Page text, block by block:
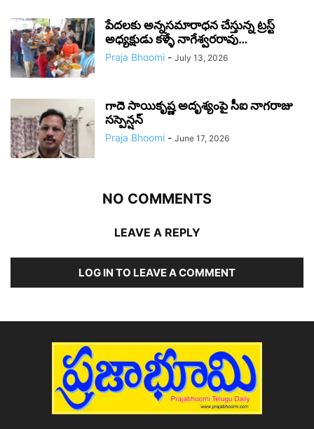
పేదలకు అన్నసమారాధన చేస్తున్న ట్రస్ట్
అధ్యక్షుడు కళ్ళే నాగేశ్వరరావు…
Praja Bhoomi - July 13, 2026
గాదె సాయికృష్ణ అదృశ్యంపై సీఐ నాగరాజు
సస్పెన్షన్
Praja Bhoomi - June 17, 2026
NO COMMENTS
LEAVE A REPLY
LOG IN TO LEAVE A COMMENT